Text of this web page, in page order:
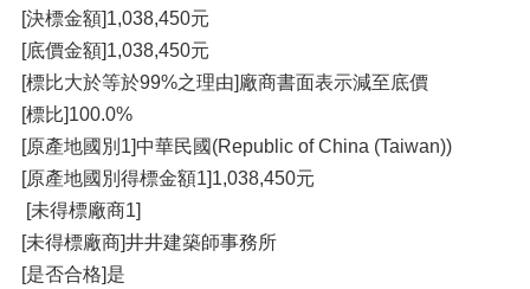
[決標金額]1,038,450元
[底價金額]1,038,450元
[標比大於等於99%之理由]廠商書面表示減至底價
[標比]100.0%
[原產地國別1]中華民國(Republic of China (Taiwan))
[原產地國別得標金額1]1,038,450元
[未得標廠商1]
[未得標廠商]井井建築師事務所
[是否合格]是